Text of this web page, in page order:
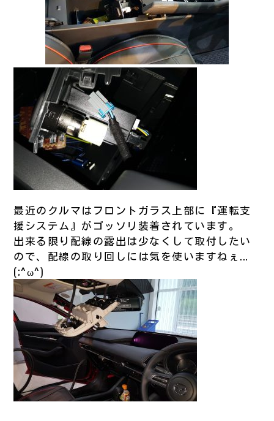
最近のクルマはフロントガラス上部に『運転支
援システム』がゴッソリ装着されています。
出来る限り配線の露出は少なくして取付したい
ので、配線の取り回しには気を使いますねぇ...
(;^ω^)